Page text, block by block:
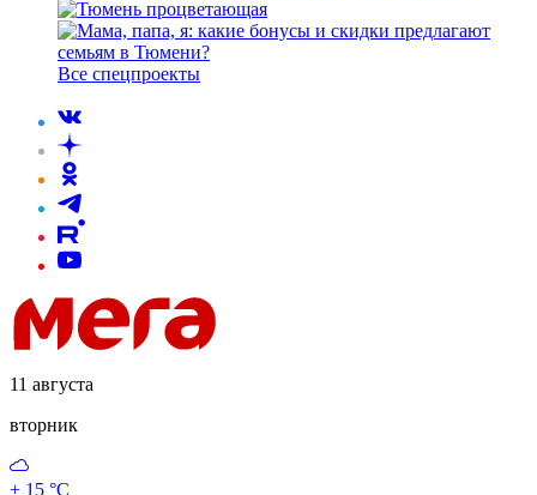
Все спецпроекты
11 августа
вторник
+ 15 °С